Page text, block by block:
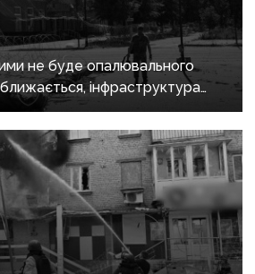
не буде опалювального
інфраструктура